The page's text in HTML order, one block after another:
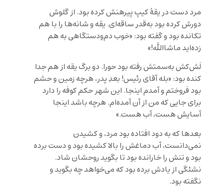
مرد دست در یقۀ کیپ پیرهنش کرده بود. از گلوش
دورش کرده بود به‌قدر ساقه‌ای. یقه و شانه‌ها را با هم
تکانده بود و گفته بود: «خوب دم‌ودستگاهی به هم
زده‌اید ماشاالله!»
لَش‌کش به‌سمتش رفته بود حورا. دو برگ یقه از هم جدا
کنده بود: «بله آقای رئیس! بعدِ پدر، هرچه زمین و حشم
بود فروختم و آمدم اینجا. این شهر حکم کوفه را دارد
برای جایی که من از آن آمده‌ام. هرچه باشد اینجا
آسایش هست، آب هست.»
بعد‌ها که به دود افتاده بود مرد، و کشیدن
نمی‌دانست، آب دماغش را بالا کشیده بود و دست برده
بود و تنش را خارانده بود تا بگوید روحشان شاد.
نشئگی از یادش برده بود که می‌خواهد چه بگوید و
نگفته بود.